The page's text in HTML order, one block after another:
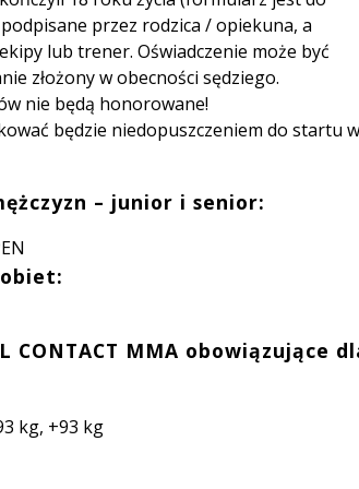
przez rodzica / opiekuna, a
lub trener. Oświadczenie może być
złożony w obecności sędziego.
nie będą honorowane!
będzie niedopuszczeniem do startu
– junior i senior:
CONTACT MMA obowiązujące
kg, +93 kg